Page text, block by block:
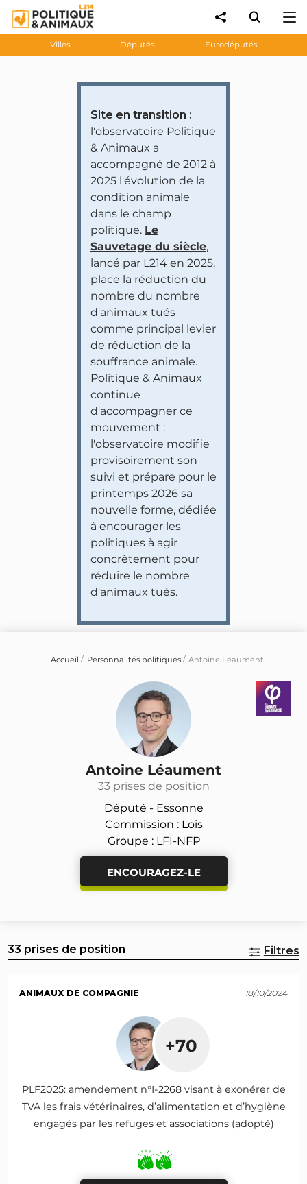
Villes Députés Eurodéputés
Site en transition :
l'observatoire Politique
& Animaux a
accompagné de 2012 à
2025 l'évolution de la
condition animale
dans le champ
politique. Le
Sauvetage du siècle,
lancé par L214 en 2025,
place la réduction du
nombre du nombre
d'animaux tués
comme principal levier
de réduction de la
souffrance animale.
Politique & Animaux
continue
d'accompagner ce
mouvement :
l'observatoire modifie
provisoirement son
suivi et prépare pour le
printemps 2026 sa
nouvelle forme, dédiée
à encourager les
politiques à agir
concrètement pour
réduire le nombre
d'animaux tués.
Accueil Personnalités politiques Antoine Léaument
Antoine Léaument
33 prises de position
Député - Essonne
Commission : Lois
Groupe : LFI-NFP
ENCOURAGEZ-LE
33 prises de position Filtres
ANIMAUX DE COMPAGNIE 18/10/2024
+70
PLF2025: amendement n°I-2268 visant à exonérer de
TVA les frais vétérinaires, d’alimentation et d’hygiène
engagés par les refuges et associations (adopté)